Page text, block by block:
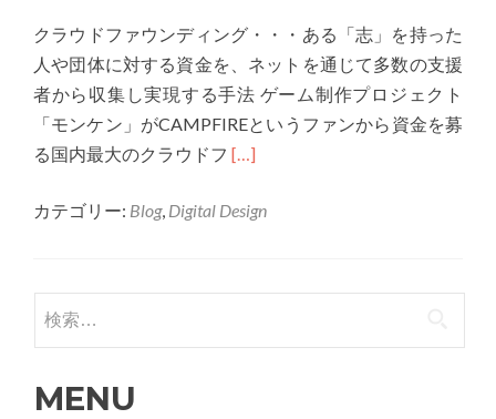
タ
ル
デ
ン
クラウドファウンディング・・・ある「志」を持った
人や団体に対する資金を、ネットを通じて多数の支援
者から収集し実現する手法 ゲーム制作プロジェクト
「モンケン」がCAMPFIREというファンから資金を募
る国内最大のクラウドフ Read
about
[…]
カテゴリー: Blog, Digital Design
検索:
MENU